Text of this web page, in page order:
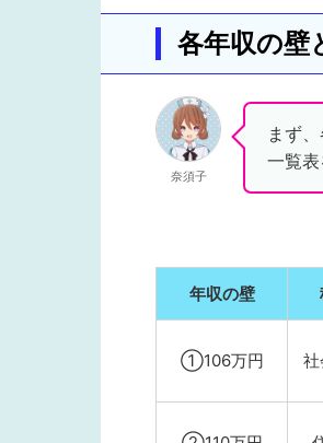
各年収の壁
奈須子
まず
一覧表
年収の壁
①106万円